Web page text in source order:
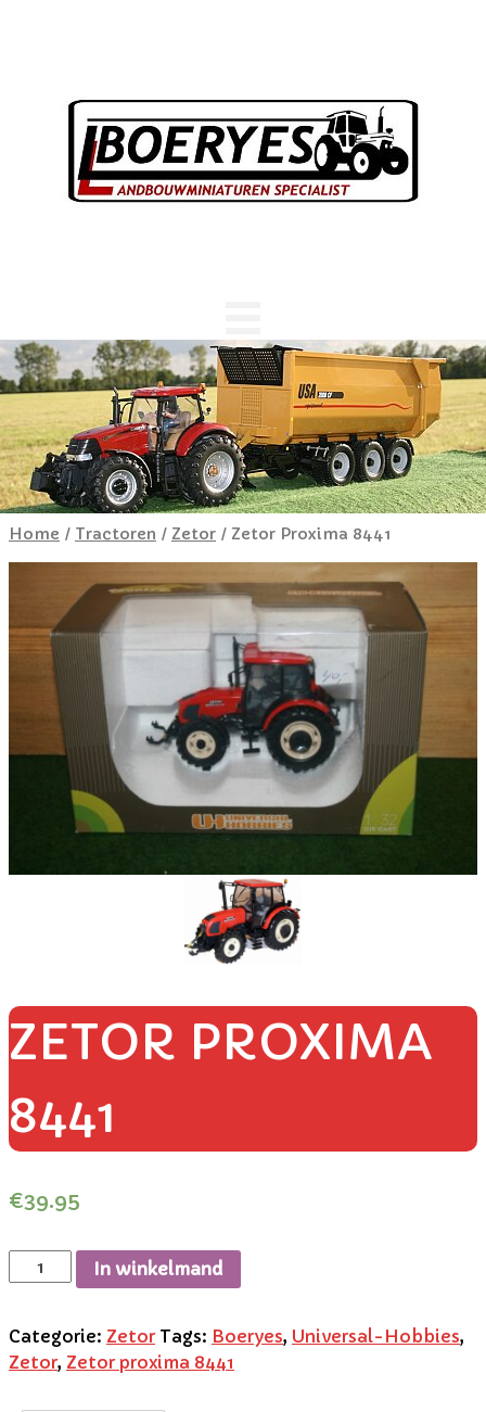
Home / Tractoren / Zetor / Zetor Proxima 8441
ZETOR PROXIMA
8441
€39.95
In winkelmand
Categorie: Zetor Tags: Boeryes, Universal-Hobbies,
Zetor, Zetor proxima 8441